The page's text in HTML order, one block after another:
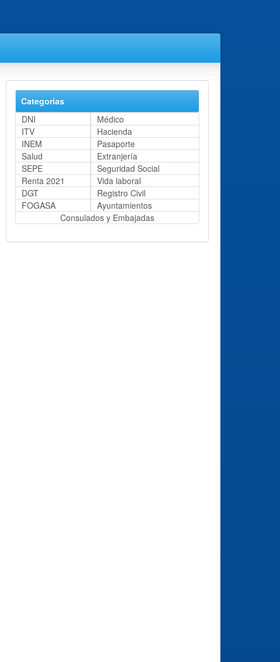
Categorías
DNI
Médico
ITV
Hacienda
INEM
Pasaporte
Salud
Extranjería
SEPE
Seguridad Social
Renta 2021
Vida laboral
DGT
Registro Civil
FOGASA
Ayuntamientos
Consulados y Embajadas